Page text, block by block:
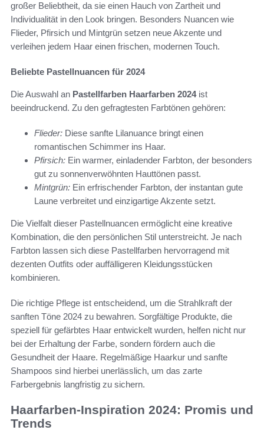
großer Beliebtheit, da sie einen Hauch von Zartheit und
Individualität in den Look bringen. Besonders Nuancen wie
Flieder, Pfirsich und Mintgrün setzen neue Akzente und
verleihen jedem Haar einen frischen, modernen Touch.
Beliebte Pastellnuancen für 2024
Die Auswahl an Pastellfarben Haarfarben 2024ist
beeindruckend. Zu den gefragtesten Farbtönen gehören:
Flieder: Diese sanfte Lilanuance bringt einen
romantischen Schimmer ins Haar.
Pfirsich: Ein warmer, einladender Farbton, der besonders
gut zu sonnenverwöhnten Hauttönen passt.
Mintgrün: Ein erfrischender Farbton, der instantan gute
Laune verbreitet und einzigartige Akzente setzt.
Die Vielfalt dieser Pastellnuancen ermöglicht eine kreative
Kombination, die den persönlichen Stil unterstreicht. Je nach
Farbton lassen sich diese Pastellfarben hervorragend mit
dezenten Outfits oder auffälligeren Kleidungsstücken
kombinieren.
Die richtige Pflege ist entscheidend, um die Strahlkraft der
sanften Töne 2024 zu bewahren. Sorgfältige Produkte, die
speziell für gefärbtes Haar entwickelt wurden, helfen nicht nur
bei der Erhaltung der Farbe, sondern fördern auch die
Gesundheit der Haare. Regelmäßige Haarkur und sanfte
Shampoos sind hierbei unerlässlich, um das zarte
Farbergebnis langfristig zu sichern.
Haarfarben-Inspiration 2024: Promis und
Trends